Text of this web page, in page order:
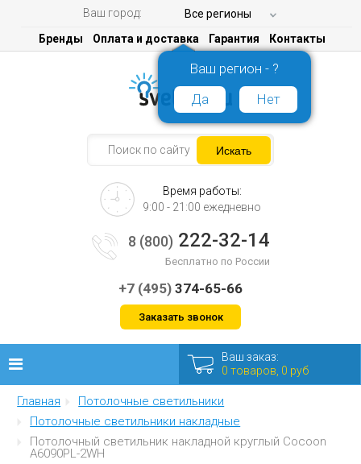
Ваш город: Все регионы
Ваш регион - ?
Да
Нет
Бренды Оплата и доставка Гарантия Контакты
Время работы:
9:00 - 21:00 ежедневно
8 (800) 222-32-14
Бесплатно по России
+7 (495) 374-65-66
Заказать звонок
Люстры
Бра
Ваш заказ:
0 товаров, 0 руб
Главная
Потолочные светильники
Потолочные светильники накладные
Потолочный светильник накладной круглый Cocoon
A6090PL-2WH